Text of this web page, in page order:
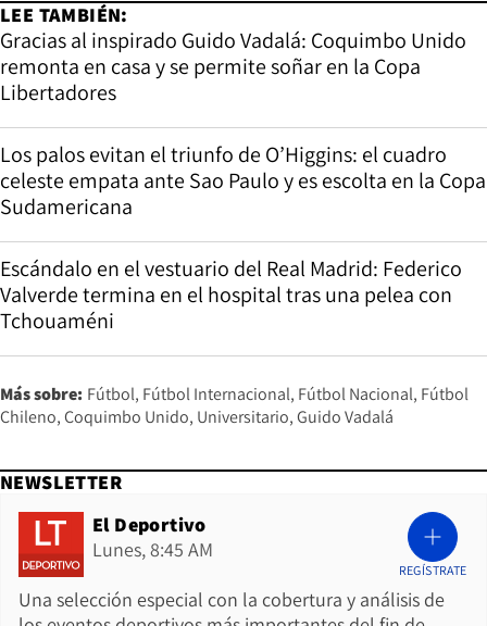
LEE TAMBIÉN:
Gracias al inspirado Guido Vadalá: Coquimbo Unido
remonta en casa y se permite soñar en la Copa
Libertadores
Los palos evitan el triunfo de O’Higgins: el cuadro
celeste empata ante Sao Paulo y es escolta en la Copa
Sudamericana
Escándalo en el vestuario del Real Madrid: Federico
Valverde termina en el hospital tras una pelea con
Tchouaméni
Más sobre: Fútbol Fútbol Internacional Fútbol Nacional Fútbol
Chileno Coquimbo Unido Universitario Guido Vadalá
NEWSLETTER
El Deportivo
Lunes, 8:45 AM
Una selección especial con la cobertura y análisis de
REGÍSTRATE